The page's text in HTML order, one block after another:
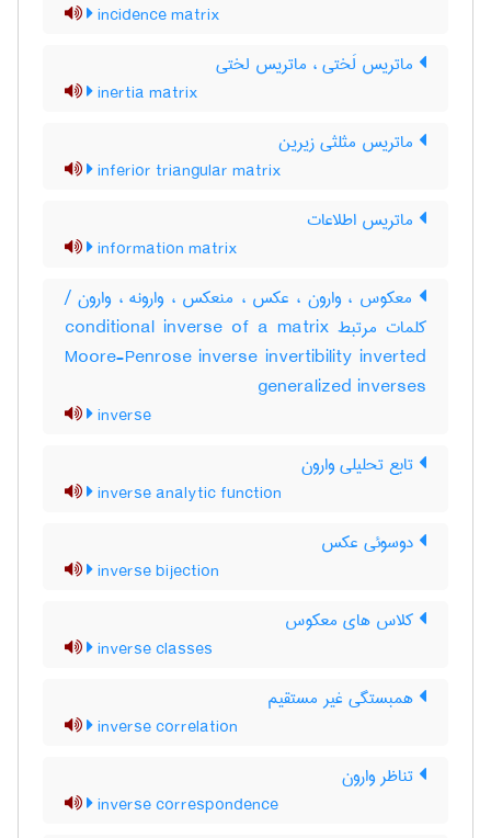
incidence matrix
ماتریس لَختی ، ماتریس لختی
inertia matrix
ماتریس مثلثی زیرین
inferior triangular matrix
ماتریس اطلاعات
information matrix
معکوس ، وارون ، عکس ، منعکس ، وارونه ، وارون /
کلمات مرتبط conditional inverse of a matrix
Moore-Penrose inverse invertibility inverted
generalized inverses
inverse
تابع تحلیلی وارون
inverse analytic function
دوسوئی عکس
inverse bijection
کلاس های معکوس
inverse classes
همبستگی غیر مستقیم
inverse correlation
تناظر وارون
inverse correspondence